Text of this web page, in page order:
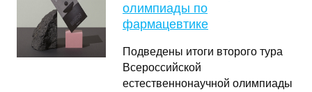
олимпиады по
фармацевтике
Подведены итоги второго тура
Всероссийской
естественнонаучной олимпиады